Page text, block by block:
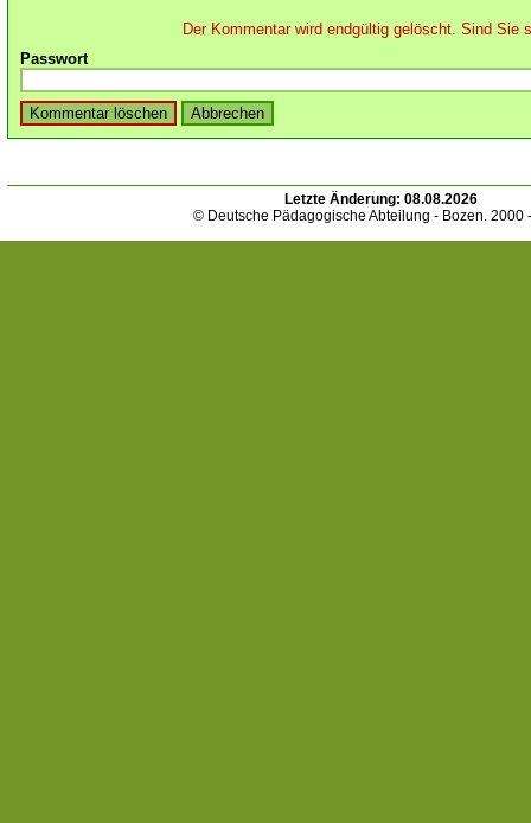
Der Kommentar wird endgültig gelöscht. Sind Sie
Passwort
Letzte Änderung: 08.08.2026
© Deutsche Pädagogische Abteilung - Bozen. 2000